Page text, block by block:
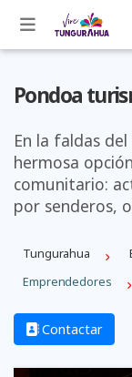
Pondoa
En la faldas
hermosa
comunitario:
por senderos,
Tungurahua
Emprendedores
Contactar